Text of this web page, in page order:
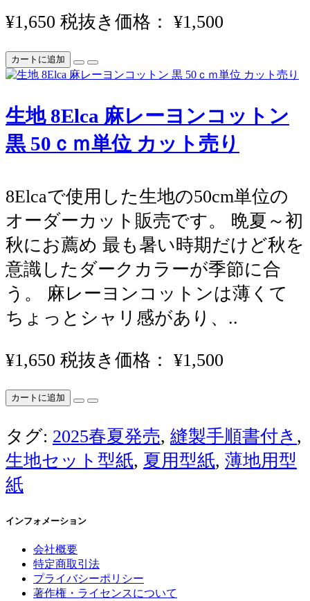
¥1,650 税抜き価格： ¥1,500
カートに追加
生地 8Elca 麻レーヨンコットン
黒 50ｃｍ単位 カット売り
8Elcaで使用した生地の50cm単位の
オーダーカット販売です。 晩夏～初
秋にお薦め 最も暑い時期だけど秋を
意識したダークカラーが季節に合
う。 麻レーヨンコットンは薄くて
ちょっとシャリ感があり、..
¥1,650 税抜き価格： ¥1,500
カートに追加
タグ: 2025春夏発売, 縫製手順書付き ,
生地セット型紙, 夏用型紙, 薄地用型
紙
インフォメーション
会社概要
特定商取引法
プライバシーポリシー
著作権・ライセンスについて